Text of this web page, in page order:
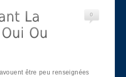
0
être peu renseignées